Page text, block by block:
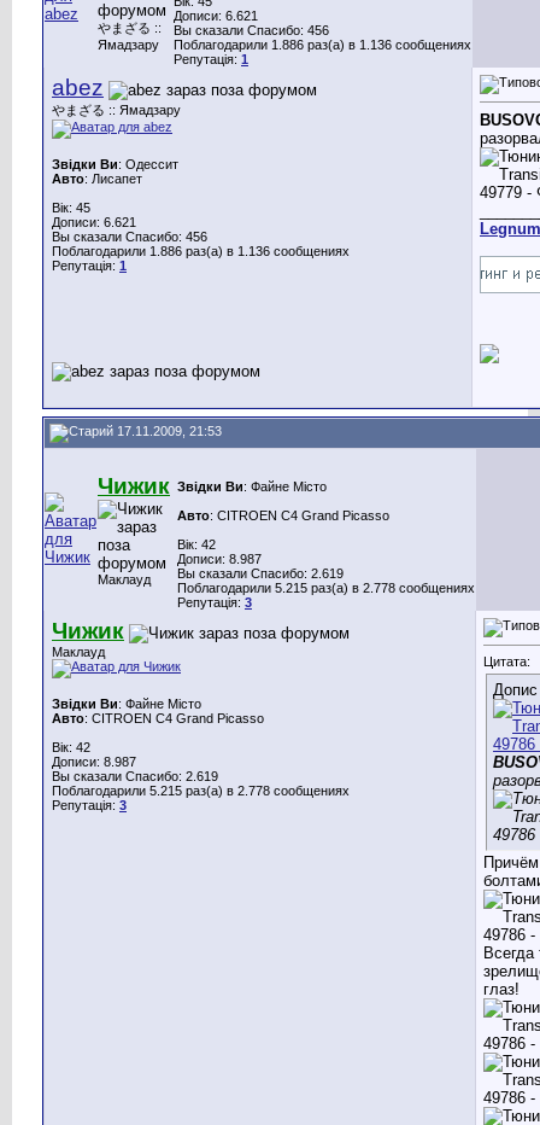
やまざる ::
Ямадзару
Дописи: 6.621
Вы сказали Спасибо: 456
Поблагодарили 1.886 раз(а) в 1.136 сообщениях
Репутація: 1
abez
やまざる :: Ямадзару
Звідки Ви: Одессит
Авто: Лисапет
Вік: 45
Дописи: 6.621
Вы сказали Спасибо: 456
Поблагодарили 1.886 раз(а) в 1.136 сообщениях
Репутація: 1
Legnum
17.11.2009, 21:53
Чижик
Маклауд
Звідки Ви: Файне Місто
Авто: CITROEN C4 Grand Picasso
Вік: 42
Дописи: 8.987
Вы сказали Спасибо: 2.619
Поблагодарили 5.215 раз(а) в 2.778 сообщениях
Репутація: 3
Чижик
Маклауд
Звідки Ви: Файне Місто
Авто: CITROEN C4 Grand Picasso
Вік: 42
Дописи: 8.987
Вы сказали Спасибо: 2.619
Поблагодарили 5.215 раз(а) в 2.778 сообщениях
Репутація: 3
Цитата:
Всегда
глаз!